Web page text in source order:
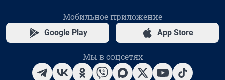
Мобильное приложение
Google Play App Store
Мы в соцсетях